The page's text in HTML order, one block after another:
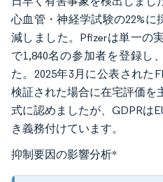
心血管・神経学試験の22%に
減しました。Pfizerは単一の
で1,840名の参加者を登録し
た。2025年3月に公表された
検証された場合に在宅評価を
式に認めましたが、GDPRは
き義務付けています。
抑制要因の影響分析*